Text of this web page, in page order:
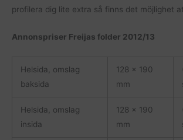
profilera dig lite extra så finns det möjlighet
Annonspriser Freijas folder 2012/13
Helsida, omslag
baksida
128 x 190
mm
Helsida, omslag
insida
128 x 190
mm